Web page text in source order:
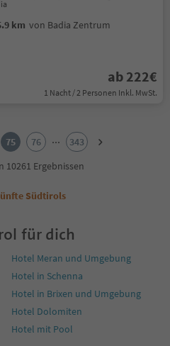
km von Badia Zentrum
ab 222€
1 Nacht / 2 Personen Inkl. MwSt.
75 76 ...
343
10261 Ergebnissen
Südtirols
für dich
Hotel Meran und Umgebung
Hotel in Schenna
Hotel in Brixen und Umgebung
Hotel Dolomiten
Hotel mit Pool